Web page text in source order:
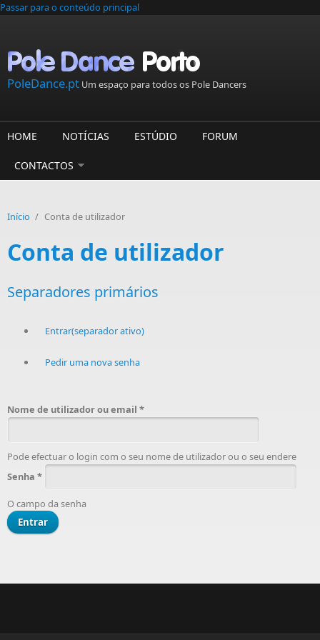
Passar para o conteúdo principal
PoleDance.pt Um espaço para todos os Pole Dancers
HOME NOTÍCIAS ESTÚDIO FORUM
CONTACTOS
Início / Conta de utilizador
Conta de utilizador
Separadores primários
Entrar(separador ativo)
Pedir uma nova senha
Nome de utilizador ou email *
Pode efectuar o login com o seu nome de utilizador ou o seu endere
Senha *
O campo da senha